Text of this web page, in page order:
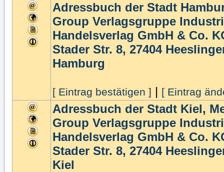
Adressbuch der Stadt
Group Verlagsgruppe
Handelsverlag GmbH & Co.
Stader Str. 8, 27404
Hamburg
[ Eintrag bestätigen ] | [ Eintrag
Adressbuch der Stadt Kiel,
Group Verlagsgruppe
Handelsverlag GmbH & Co.
Stader Str. 8, 27404
Kiel